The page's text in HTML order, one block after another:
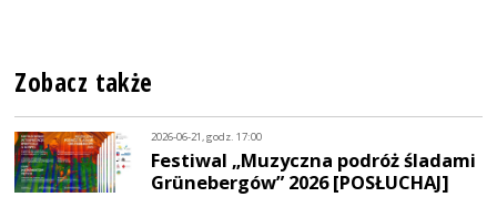
Zobacz także
2026-06-21, godz. 17:00
Festiwal „Muzyczna podróż śladami
Grünebergów” 2026 [POSŁUCHAJ]